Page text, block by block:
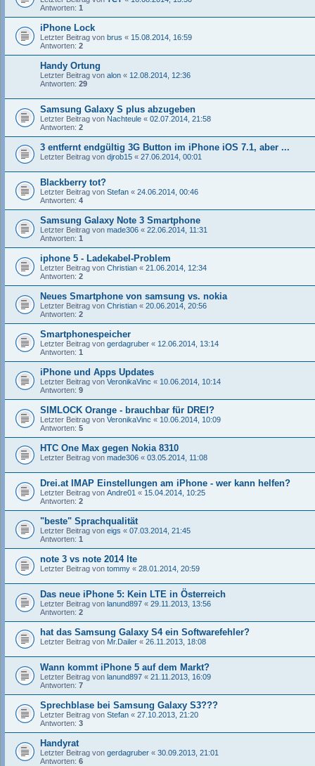
Antworten: 1
iPhone Lock
Letzter Beitrag von brus « 15.08.2014, 16:59
Antworten: 2
Handy Ortung
Letzter Beitrag von alon « 12.08.2014, 12:36
Antworten: 29
Samsung Galaxy S plus abzugeben
Letzter Beitrag von Nachteule « 02.07.2014, 21:58
Antworten: 2
3 entfernt endgültig 3G Button im iPhone iOS 7.1, aber ...
Letzter Beitrag von djrob15 « 27.06.2014, 00:01
Blackberry tot?
Letzter Beitrag von Stefan « 24.06.2014, 00:46
Antworten: 4
Samsung Galaxy Note 3 Smartphone
Letzter Beitrag von made306 « 22.06.2014, 11:31
Antworten: 1
iphone 5 - Ladekabel-Problem
Letzter Beitrag von Christian « 21.06.2014, 12:34
Antworten: 2
Neues Smartphone von samsung vs. nokia
Letzter Beitrag von Christian « 20.06.2014, 20:56
Antworten: 2
Smartphonespeicher
Letzter Beitrag von gerdagruber « 12.06.2014, 13:14
Antworten: 1
iPhone und Apps Updates
Letzter Beitrag von VeronikaVinc « 10.06.2014, 10:14
Antworten: 9
SIMLOCK Orange - brauchbar für DREI?
Letzter Beitrag von VeronikaVinc « 10.06.2014, 10:09
Antworten: 5
HTC One Max gegen Nokia 8310
Letzter Beitrag von made306 « 03.05.2014, 11:08
Drei.at IMAP Einstellungen am iPhone - wer kann helfen?
Letzter Beitrag von Andre01 « 15.04.2014, 10:25
Antworten: 2
"beste" Sprachqualität
Letzter Beitrag von eigs « 07.03.2014, 21:45
Antworten: 1
note 3 vs note 2014 lte
Letzter Beitrag von tommy « 28.01.2014, 20:59
Das neue iPhone 5: Kein LTE in Österreich
Letzter Beitrag von lanund897 « 29.11.2013, 13:56
Antworten: 2
hat das Samsung Galaxy S4 ein Softwarefehler?
Letzter Beitrag von Mr.Dailer « 26.11.2013, 18:08
Wann kommt iPhone 5 auf dem Markt?
Letzter Beitrag von lanund897 « 21.11.2013, 16:09
Antworten: 7
Sprechblase bei Samsung Galaxy S3???
Letzter Beitrag von Stefan « 27.10.2013, 21:20
Antworten: 3
Handyrat
Letzter Beitrag von gerdagruber « 30.09.2013, 21:01
Antworten: 6